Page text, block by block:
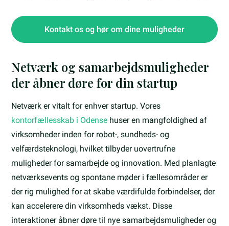
Kontakt os og hør om dine muligheder
Netværk og samarbejdsmuligheder
der åbner døre for din startup
Netværk er vitalt for enhver startup. Vores
kontorfællesskab i Odense huser en mangfoldighed af
virksomheder inden for robot-, sundheds- og
velfærdsteknologi, hvilket tilbyder uovertrufne
muligheder for samarbejde og innovation. Med planlagte
netværksevents og spontane møder i fællesområder er
der rig mulighed for at skabe værdifulde forbindelser, der
kan accelerere din virksomheds vækst. Disse
interaktioner åbner døre til nye samarbejdsmuligheder og